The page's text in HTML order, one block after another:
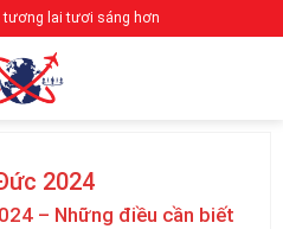
tương lai tươi sáng hơn
2024
– Những điều cần biết